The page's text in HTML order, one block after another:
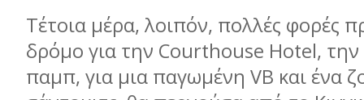
Τέτοια μέρα, λοιπόν, πολλές φορές
δρόμο για την Courthouse Hotel,
παμπ, για μια παγωμένη VB και ένα